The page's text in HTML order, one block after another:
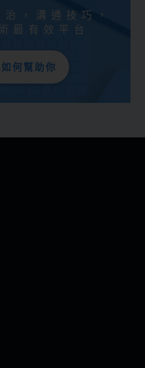
，溝通技巧，
最有效平台
何幫助你